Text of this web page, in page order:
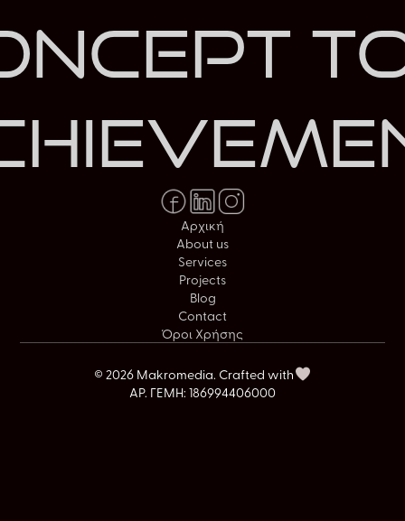
Αρχική
About us
Services
Projects
Blog
Contact
Όροι Χρήσης
© 2026 Makromedia. Crafted with
ΑΡ. ΓΕΜΗ: 186994406000